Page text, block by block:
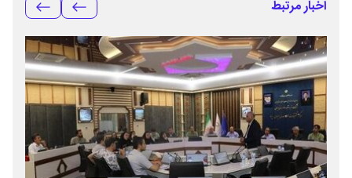
اخبار مرتبط